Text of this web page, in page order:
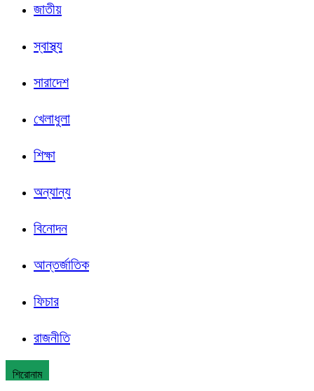
জাতীয়
স্বাস্থ্য
সারাদেশ
খেলাধুলা
শিক্ষা
অন্যান্য
বিনোদন
আন্তর্জাতিক
ফিচার
রাজনীতি
শিরোনাম